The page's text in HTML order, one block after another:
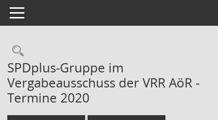
Toggle navigation
Rechercheauswahl
SPDplus-Gruppe im
Vergabeausschuss der VRR AöR -
Termine 2020